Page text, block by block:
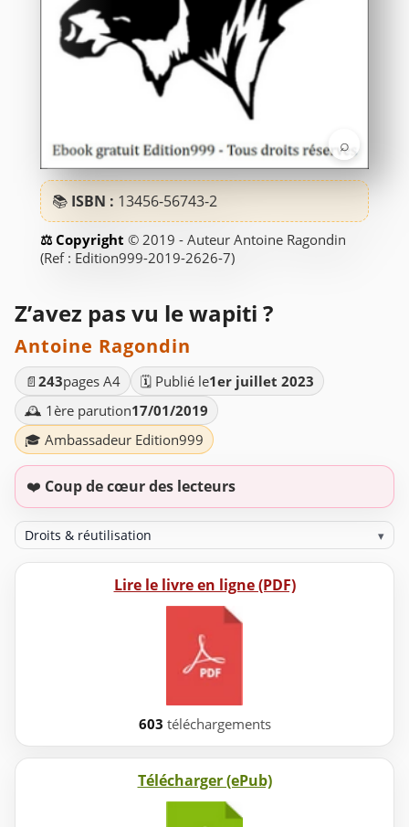
⌕
📚 ISBN : 13456-56743-2
© 2019 - Auteur Antoine Ragondin
(Ref : Edition999-2019-2626-7)
Z’avez pas vu le wapiti ?
Antoine Ragondin
📄 243pages A4 🗓️ Publié le1er juillet 2023
🕰️ 1ère parution17/01/2019
🎓 Ambassadeur Edition999
❤️ Coup de cœur des lecteurs
Droits & réutilisation ▾
Lire le livre en ligne (PDF)
603 téléchargements
Télécharger (ePub)